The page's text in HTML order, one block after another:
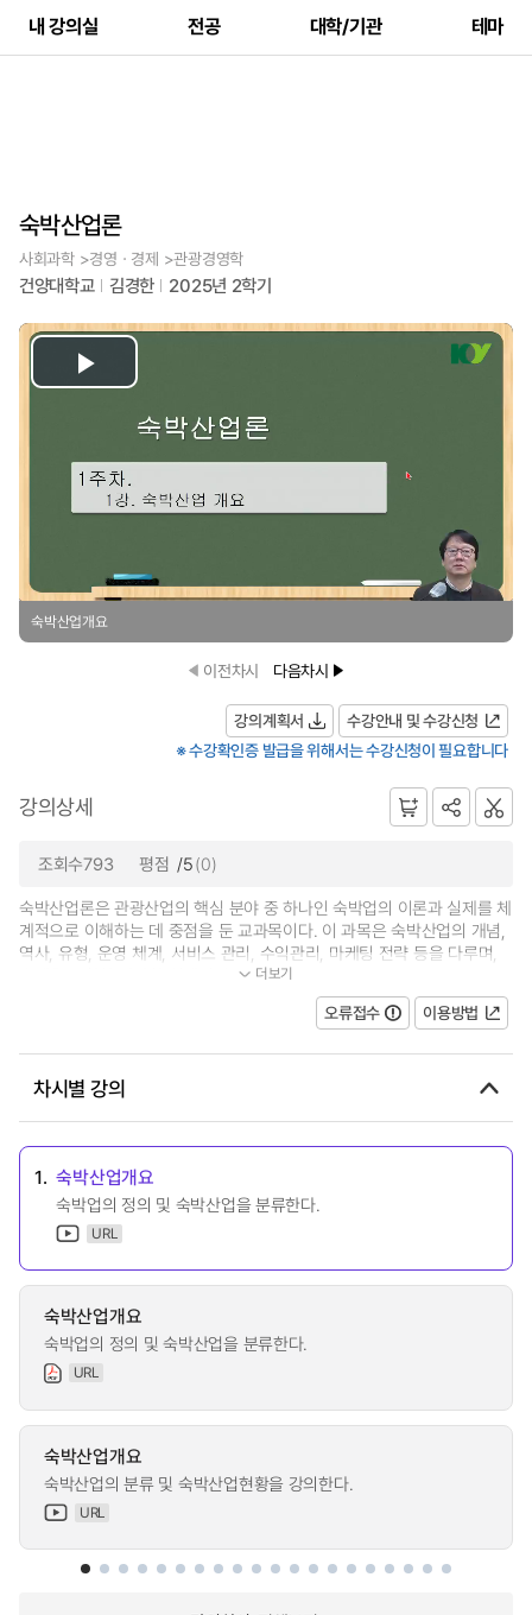
내 강의실 전공 대학/기관 테마
숙박산업론
사회과학 >경영ㆍ경제 >관광경영학
건양대학교 김경한 2025년 2학기
Play
Video
숙박산업개요
이전차시 다음차시
강의계획서
수강안내 및 수강신청
※ 수강확인증 발급을 위해서는 수강신청이 필요합니다
강의상세
조회수793 평점 /5(0)
숙박산업론은 관광산업의 핵심 분야 중 하나인 숙박업의 이론과 실제를 체
계적으로 이해하는 데 중점을 둔 교과목이다. 이 과목은 숙박산업의 개념,
역사, 유형, 운영 체계, 서비스 관리, 수익관리, 마케팅 전략 등을 다루며,
호텔을 포함한 다양한 형태의 숙... 더보기
오류접수 이용방법
차시별 강의
1. 숙박산업개요
숙박업의 정의 및 숙박산업을 분류한다.
URL
숙박산업개요
숙박업의 정의 및 숙박산업을 분류한다.
URL
숙박산업개요
숙박산업의 분류 및 숙박산업현황을 강의한다.
URL